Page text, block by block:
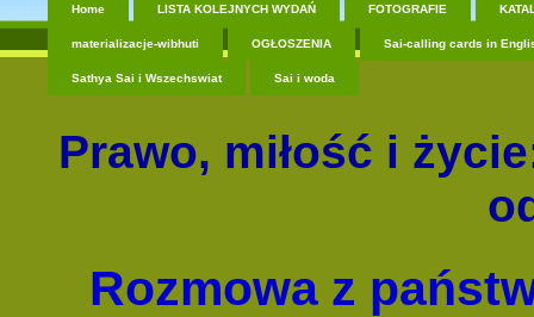
Home LISTA KOLEJNYCH WYDAŃ FOTOGRAFIE
materializacje-wibhuti OGŁOSZENIA Sai-calling cards in
Sathya Sai i Wszechswiat Sai i woda
Prawo, miłość i
Rozmowa z